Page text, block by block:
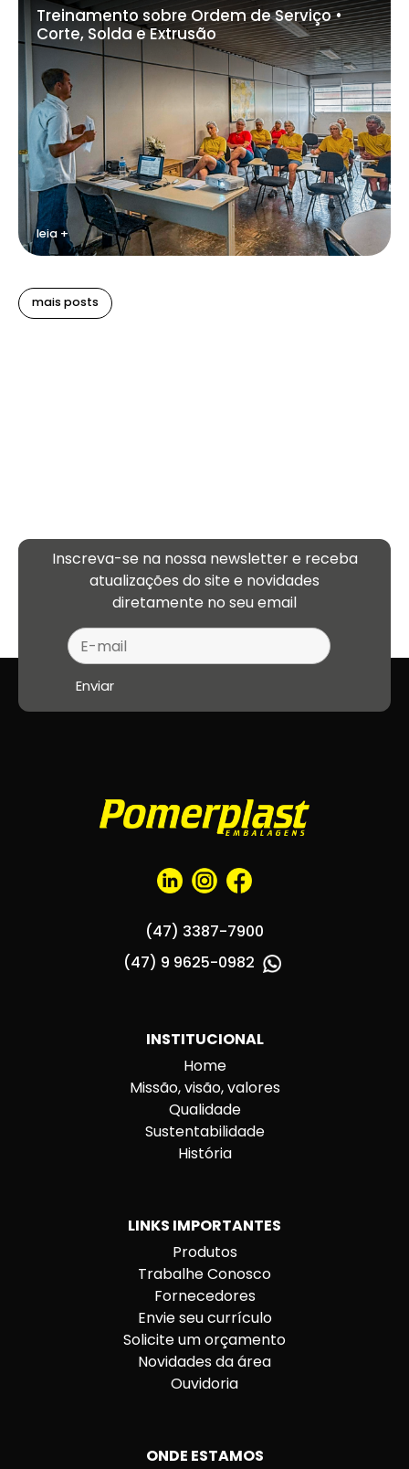
Treinamento sobre Ordem de Serviço •
Corte, Solda e Extrusão
leia +
mais posts
Inscreva-se na nossa newsletter e receba
atualizações do site e novidades
diretamente no seu email
(47) 3387-7900
(47) 9 9625-0982
INSTITUCIONAL
Home
Missão, visão, valores
Qualidade
Sustentabilidade
História
LINKS IMPORTANTES
Produtos
Trabalhe Conosco
Fornecedores
Envie seu currículo
Solicite um orçamento
Novidades da área
Ouvidoria
ONDE ESTAMOS